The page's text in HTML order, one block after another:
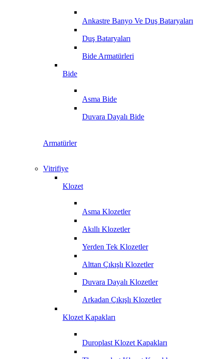
Ankastre Banyo Ve Duş Bataryaları
Duş Bataryaları
Bide Armatürleri
Bide
Asma Bide
Duvara Dayalı Bide
Armatürler
Vitrifiye
Klozet
Asma Klozetler
Akıllı Klozetler
Yerden Tek Klozetler
Alttan Çıkışlı Klozetler
Duvara Dayalı Klozetler
Arkadan Çıkışlı Klozetler
Klozet Kapakları
Duroplast Klozet Kapakları